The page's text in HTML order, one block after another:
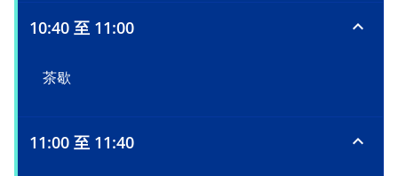
10:40 至 11:00
茶歇
11:00 至 11:40